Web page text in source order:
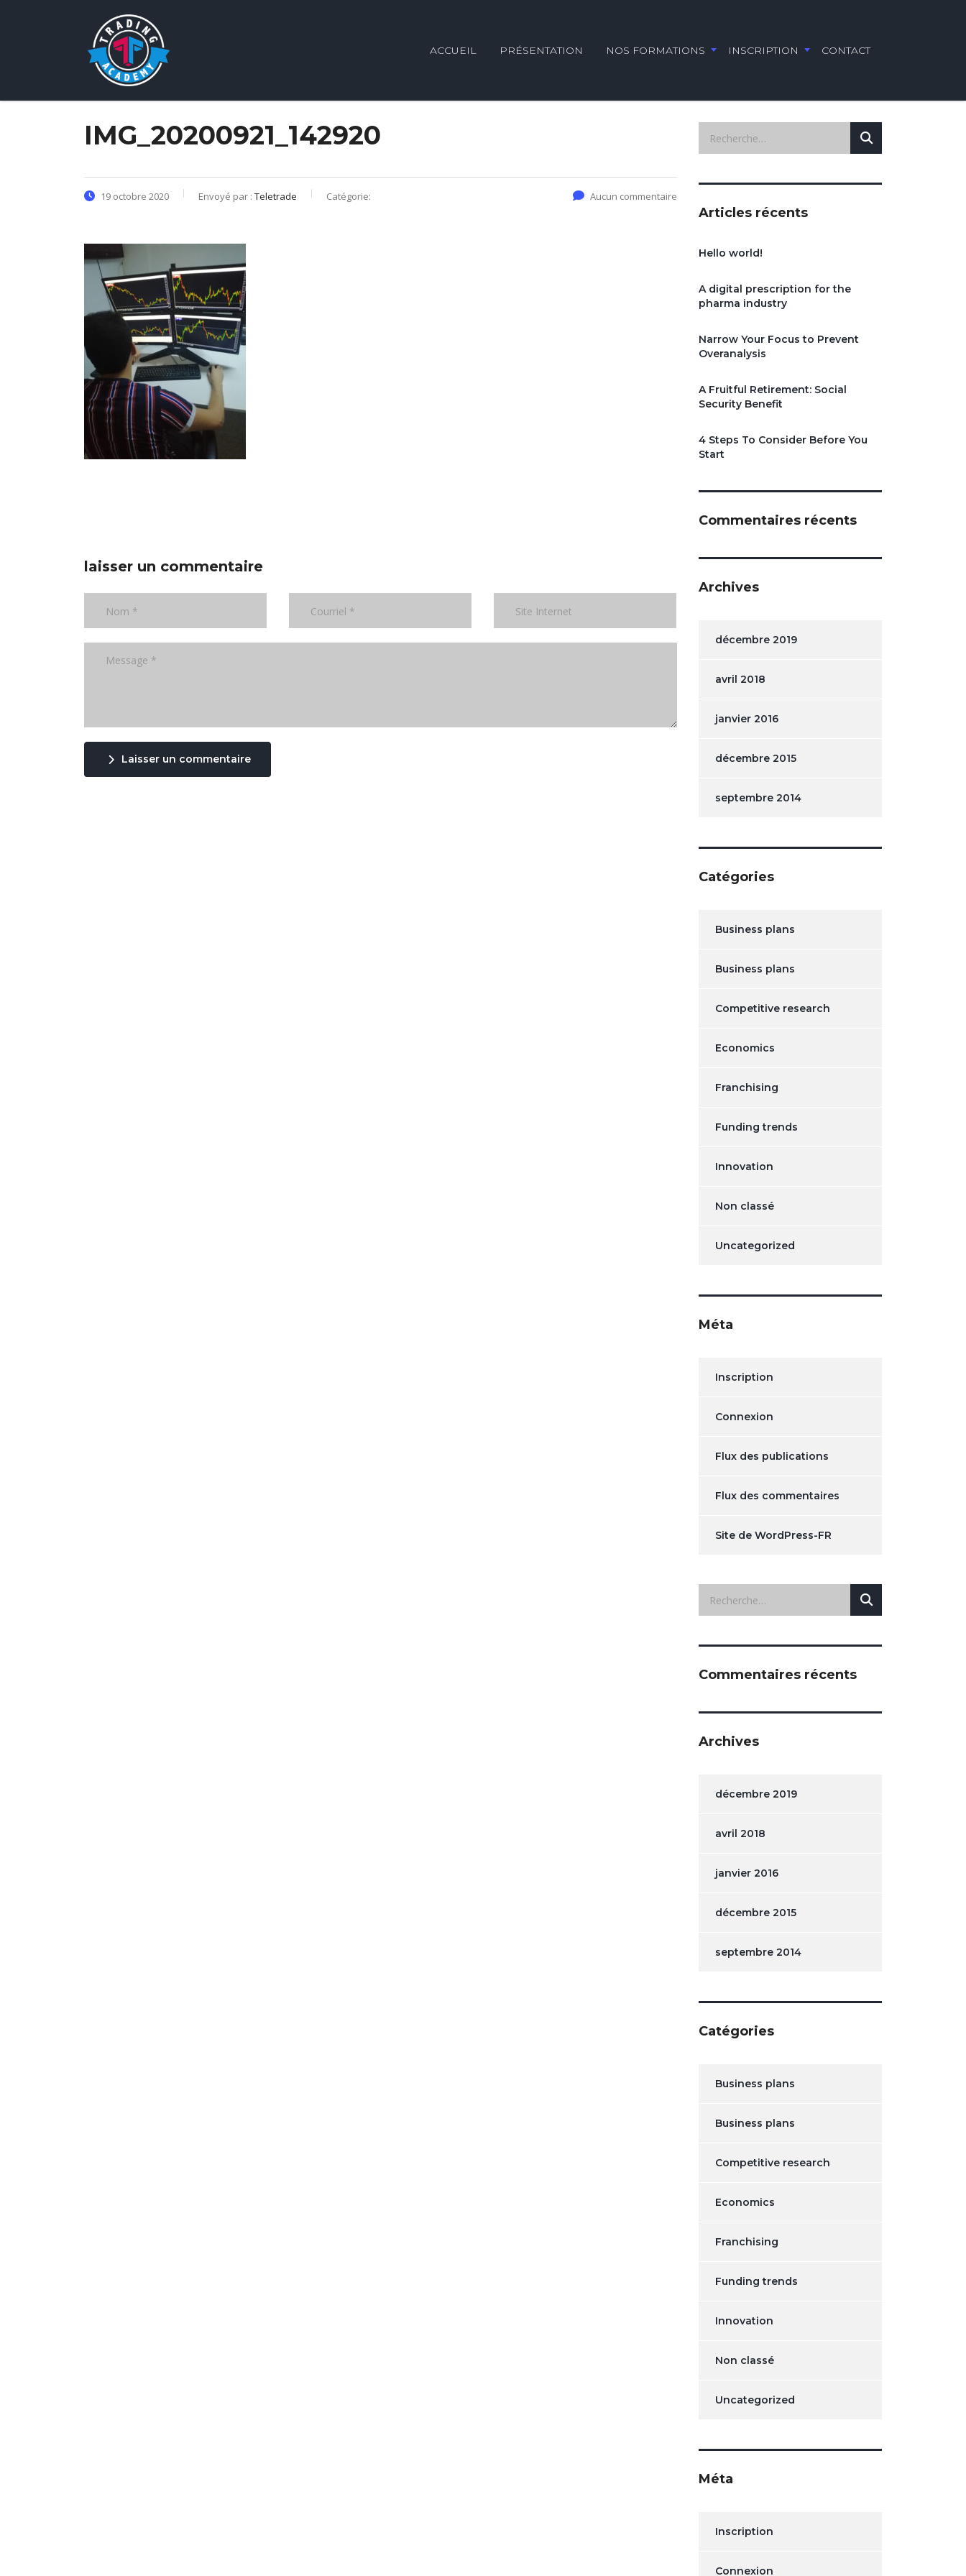
ACCUEIL PRÉSENTATION NOS FORMATIONS INSCRIPTION CONTACT
IMG_20200921_142920
19 octobre 2020 Envoyé par : Teletrade Catégorie: Aucun commentaire
laisser un commentaire
Laisser un commentaire
Articles récents
Hello world!
A digital prescription for the
pharma industry
Narrow Your Focus to Prevent
Overanalysis
A Fruitful Retirement: Social
Security Benefit
4 Steps To Consider Before You
Start
Commentaires récents
Archives
décembre 2019
avril 2018
janvier 2016
décembre 2015
septembre 2014
Catégories
Business plans
Business plans
Competitive research
Economics
Franchising
Funding trends
Innovation
Non classé
Uncategorized
Méta
Inscription
Connexion
Flux des publications
Flux des commentaires
Site de WordPress-FR
Commentaires récents
Archives
décembre 2019
avril 2018
janvier 2016
décembre 2015
septembre 2014
Catégories
Business plans
Business plans
Competitive research
Economics
Franchising
Funding trends
Innovation
Non classé
Uncategorized
Méta
Inscription
Connexion